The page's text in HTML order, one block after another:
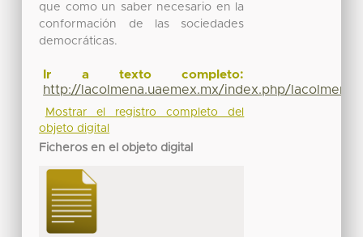
que como un saber necesario en la
conformación de las sociedades
democráticas.
Ir a texto completo:
http://lacolmena.uaemex.mx/index.php/
Mostrar el registro completo del
objeto digital
Ficheros en el objeto digital